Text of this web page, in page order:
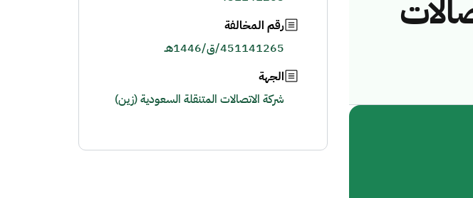
رقم المخالفة
451141265/ق/1446هـ
الجهة
شركة الاتصالات المتنقلة السعودية (زين)